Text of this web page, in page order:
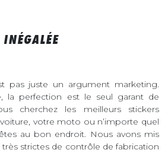
pas juste un argument marketing.
la perfection est le seul garant de
cherchez les meilleurs stickers
votre moto ou n’importe quel
au bon endroit. Nous avons mis
strictes de contrôle de fabrication